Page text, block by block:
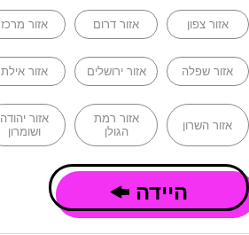
אזור צפון אזור דרום אזור מרכז
אזור שפלה אזור ירושלים אזור אילת
אזור השרון
אזור רמת
הגולן
אזור יהודה
ושומרון
היידה